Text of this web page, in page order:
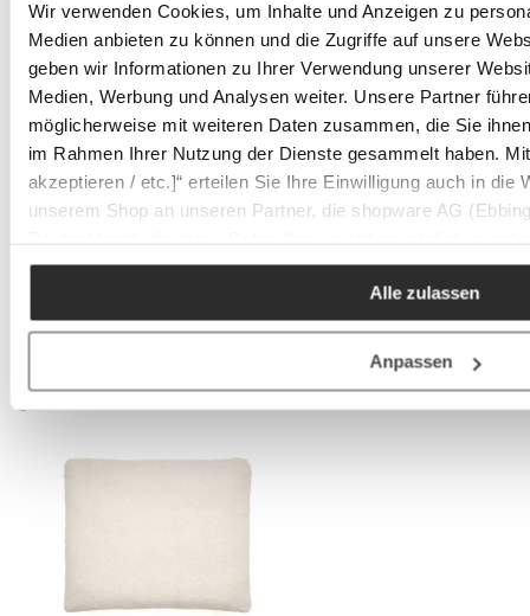
Wir verwenden Cookies, um Inhalte und Anzeigen zu
Medien anbieten zu können und die Zugriffe auf unsere
geben wir Informationen zu Ihrer Verwendung unserer
Medien, Werbung und Analysen weiter. Unsere Partner
möglicherweise mit weiteren Daten zusammen, die Sie
im Rahmen Ihrer Nutzung der Dienste gesammelt haben.
akzeptieren / etc.]“ erteilen Sie Ihre Einwilligung auch in die
unserem Shop an unseren Partner, die shopware AG
Zwecken (z.B. Produktverbesserungen,
Alle zulassen
Anpassen